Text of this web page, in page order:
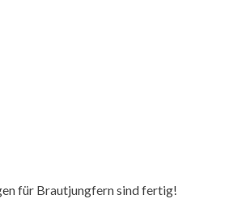
für Brautjungfern sind fertig!